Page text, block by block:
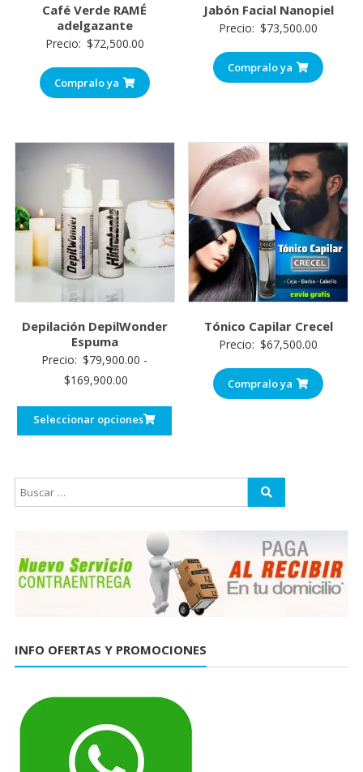
Café Verde RAMÉ
adelgazante
Precio: $72,500.00
Compralo ya
Jabón Facial Nanopiel
Precio: $73,500.00
Compralo ya
Depilación DepilWonder
Espuma
Precio: $79,900.00 -
$169,900.00
Seleccionar opciones
Tónico Capilar Crecel
Precio: $67,500.00
Compralo ya
INFO OFERTAS Y PROMOCIONES